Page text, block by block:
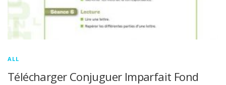
ALL
Télécharger Conjuguer Imparfait Fond